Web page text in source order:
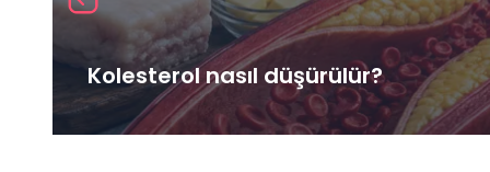
Kolesterol nasıl düşürülür?